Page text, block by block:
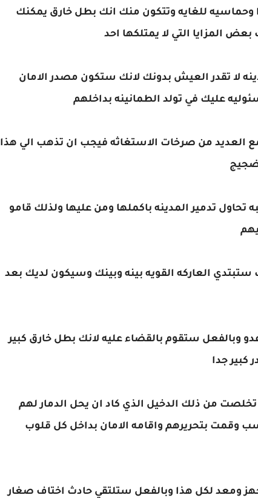
وحماسيه للغايه وتتكون منك انك بطل خارق يمكنك
المزايا التي لا يمتلكها احد
لا تقدر العيش بدونك لانك ستكون مصدر الامان
عليك في تولد الطمانينه بداخلهم
العديد من صرخات الاستغاثه فيجب ان تذهب الي هذا
تدمير المدينه باكملها ومن عليها ولذلك قامو
العاركه القويه بينه وبينك وسيكون لديك بعد
وبالفعل ستقوم بالقضاء عليه لانك بطل خارق كبير
كبير جدا
تخلصت من ذلك الدخيل الذي كاد ان يحل الدمار لهم
وقمت بتحريرهم واقامه الامان بداخل كل قلوب
ومعد لكل هذا وبالفعل ستلتقي حادث اختاف صغار